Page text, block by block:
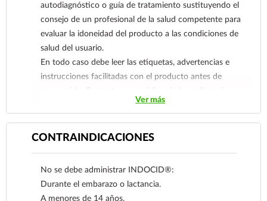
• Inflamación, dolor y tumefacción consecutivos
a operaciones ortopédicas o a maniobras de
reducción e inmovilización de fracturas o
autodiagnóstico o guía de tratamiento sustituyendo el
consejo de un profesional de la salud competente para
evaluar la idoneidad del producto a las condiciones de
salud del usuario.
En todo caso debe leer las etiquetas, advertencias e
instrucciones facilitadas con el producto antes de
consumirlo. Contacte a su médico de inmediato si
sospecha que tiene un problema de salud.
Ver más
CONTRAINDICACIONES
No se debe administrar INDOCID®:
Durante el embarazo o lactancia.
A menores de 14 años.